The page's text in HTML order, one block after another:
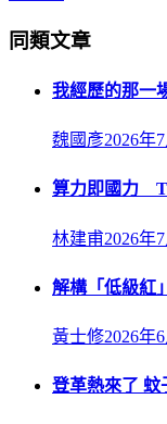
同類文章
我經歷的那一
魏國彥2026年
算力即國力
林建甫2026年
解構「低級紅
黃士修2026年
登革熱來了 蚊